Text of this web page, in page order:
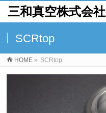
三和真空株式会社
SCRtop
HOME » SCRtop